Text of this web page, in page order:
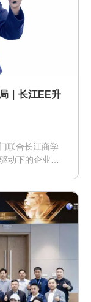
｜长江EE升
联合长江商学
动下的企业新